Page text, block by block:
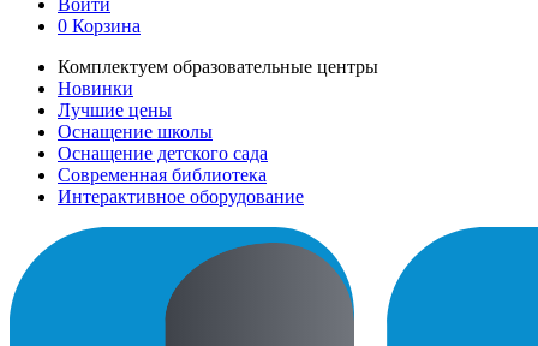
Войти
0 Корзина
Комплектуем образовательные центры
Новинки
Лучшие цены
Оснащение школы
Оснащение детского сада
Современная библиотека
Интерактивное оборудование